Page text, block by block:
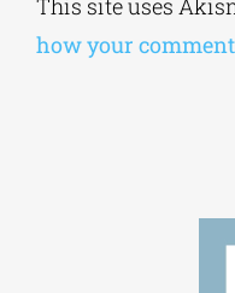
how your